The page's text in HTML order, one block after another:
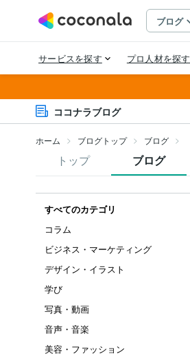
ココナラブログ
ホーム ブログトップ ブログ
トップ ブログ
すべてのカテゴリ
コラム
ビジネス・マーケティング
デザイン・イラスト
学び
写真・動画
音声・音楽
美容・ファッション